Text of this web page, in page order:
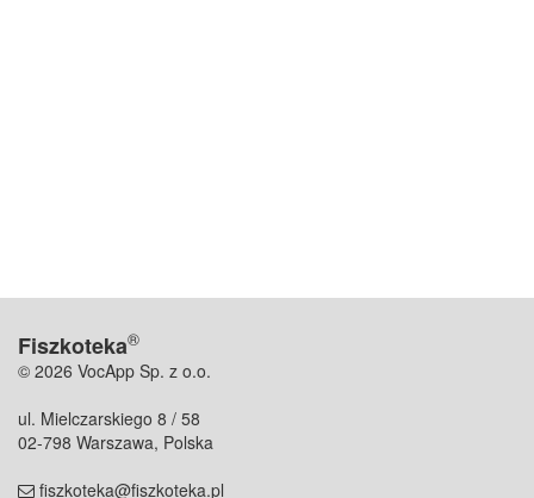
Fiszkoteka®
© 2026 VocApp Sp. z o.o.
ul. Mielczarskiego 8 / 58
02-798 Warszawa, Polska
fiszkoteka@fiszkoteka.pl